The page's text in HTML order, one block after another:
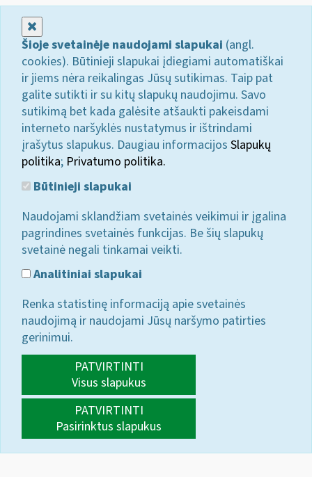
Šioje svetainėje naudojami slapukai (angl.
cookies). Būtinieji slapukai įdiegiami automatiškai
ir jiems nėra reikalingas Jūsų sutikimas. Taip pat
galite sutikti ir su kitų slapukų naudojimu. Savo
sutikimą bet kada galėsite atšaukti pakeisdami
interneto naršyklės nustatymus ir ištrindami
įrašytus slapukus. Daugiau informacijos Slapukų
politika; Privatumo politika.
Būtinieji slapukai
Naudojami sklandžiam svetainės veikimui ir įgalina
pagrindines svetainės funkcijas. Be šių slapukų
svetainė negali tinkamai veikti.
Analitiniai slapukai
Renka statistinę informaciją apie svetainės
naudojimą ir naudojami Jūsų naršymo patirties
gerinimui.
PATVIRTINTI
Visus slapukus
PATVIRTINTI
Pasirinktus slapukus